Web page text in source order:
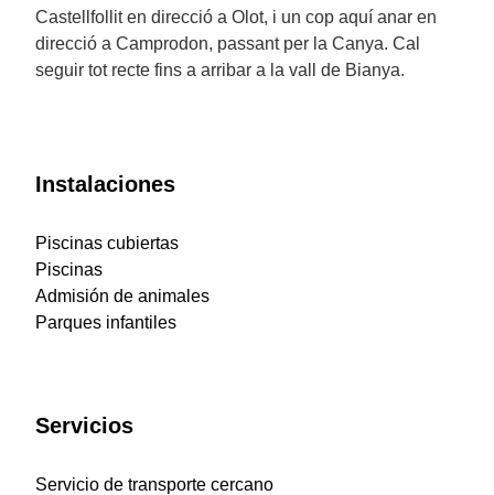
Castellfollit en direcció a Olot, i un cop aquí anar en
direcció a Camprodon, passant per la Canya. Cal
seguir tot recte fins a arribar a la vall de Bianya.
Instalaciones
Piscinas cubiertas
Piscinas
Admisión de animales
Parques infantiles
Servicios
Servicio de transporte cercano